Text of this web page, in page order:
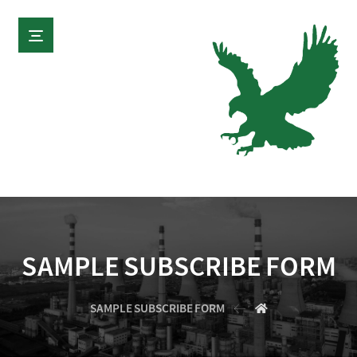
SAMPLE SUBSCRIBE FORM
SAMPLE SUBSCRIBE FORM